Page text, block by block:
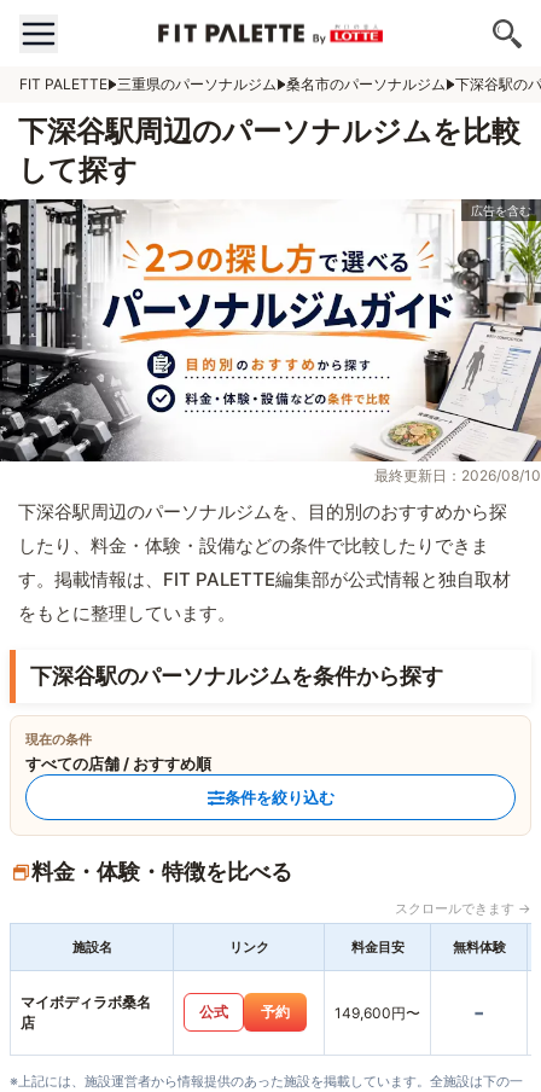
FIT PALETTE 三重県のパーソナルジム 桑名市のパーソナルジム 下深谷駅の
下深谷駅周辺のパーソナルジムを比較
して探す
最終更新日：2026/08/10
下深谷駅周辺のパーソナルジムを、目的別のおすすめから探
したり、料金・体験・設備などの条件で比較したりできま
す。掲載情報は、FIT PALETTE編集部が公式情報と独自取材
をもとに整理しています。
下深谷駅のパーソナルジムを条件から探す
現在の条件
すべての店舗 / おすすめ順
条件を絞り込む
料金・体験・特徴を比べる
スクロールできます →
施設名 リンク 料金目安 無料体験
マイボディラボ桑名
店
公式 予約 149,600円〜 -
※上記には、施設運営者から情報提供のあった施設を掲載しています。全施設は下の一